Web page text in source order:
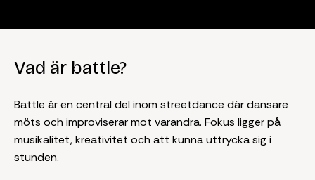
Vad är battle?
Battle är en central del inom streetdance där dansare
möts och improviserar mot varandra. Fokus ligger på
musikalitet, kreativitet och att kunna uttrycka sig i
stunden.